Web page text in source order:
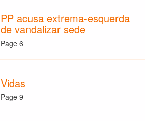
PP acusa extrema-esquerda
de vandalizar sede
Page 6
Vidas
Page 9